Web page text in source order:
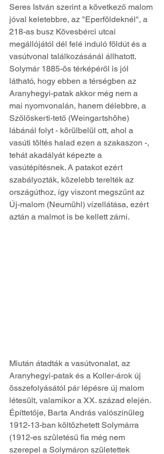
Seres István szerint a következő malom
jóval keletebbre, az "Eperföldeknél", a
218-as busz Kövesbérci utcai
megállójától dél felé induló földút és a
vasútvonal találkozásánál állhatott.
Solymár 1885-ös térképéről is jól
látható, hogy ebben a térségben az
Aranyhegyi-patak akkor még nem a
mai nyomvonalán, hanem délebbre, a
Szőlőskerti-tető (Weingartshöhe)
lábánál folyt - körülbelül ott, ahol a
vasúti töltés halad ezen a szakaszon -,
tehát akadályát képezte a
vasútépítésnek. A patakot ezért
szabályozták, közelebb terelték az
országúthoz, így viszont megszűnt az
Új-malom (Neumühl) vízellátása, ezért
aztán a malmot is be kellett zárni.
Miután átadták a vasútvonalat, az
Aranyhegyi-patak és a Koller-árok új
összefolyásától pár lépésre új malom
létesült, valamikor a XX. század elején.
Építtetője, Barta András valószínűleg
1912-13-ban költözhetett Solymárra
(1912-es születésű fia még nem
szerepel a Solymáron születettek